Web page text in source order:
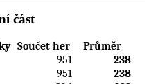
část
Součet her
Průměr
951
238
951
238